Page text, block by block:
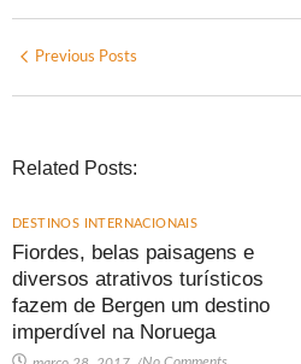
Previous Posts
Related Posts:
DESTINOS INTERNACIONAIS
Fiordes, belas paisagens e
diversos atrativos turísticos
fazem de Bergen um destino
imperdível na Noruega